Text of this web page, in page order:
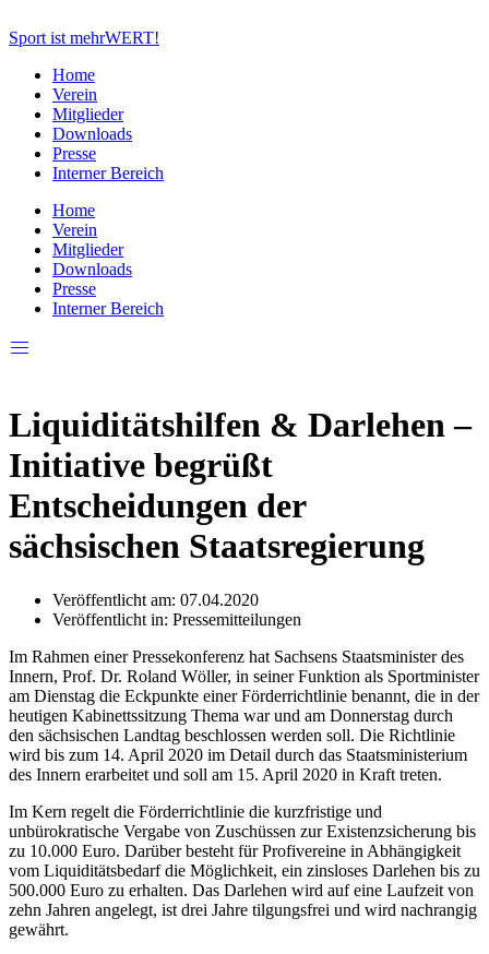
Inhalt
Sport ist mehrWERT!
Home
Verein
Mitglieder
Downloads
Presse
Interner Bereich
Home
Verein
Mitglieder
Downloads
Presse
Interner Bereich
Liquiditätshilfen & Darlehen –
Initiative begrüßt
Entscheidungen der
sächsischen Staatsregierung
Veröffentlicht am: 07.04.2020
Veröffentlicht in: Pressemitteilungen
Im Rahmen einer Pressekonferenz hat Sachsens Staatsminister des
Innern, Prof. Dr. Roland Wöller, in seiner Funktion als Sportminister
am Dienstag die Eckpunkte einer Förderrichtlinie benannt, die in der
heutigen Kabinettssitzung Thema war und am Donnerstag durch
den sächsischen Landtag beschlossen werden soll. Die Richtlinie
wird bis zum 14. April 2020 im Detail durch das Staatsministerium
des Innern erarbeitet und soll am 15. April 2020 in Kraft treten.
Im Kern regelt die Förderrichtlinie die kurzfristige und
unbürokratische Vergabe von Zuschüssen zur Existenzsicherung bis
zu 10.000 Euro. Darüber besteht für Profivereine in Abhängigkeit
vom Liquiditätsbedarf die Möglichkeit, ein zinsloses Darlehen bis zu
500.000 Euro zu erhalten. Das Darlehen wird auf eine Laufzeit von
zehn Jahren angelegt, ist drei Jahre tilgungsfrei und wird nachrangig
gewährt.